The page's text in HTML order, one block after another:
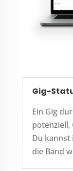
Gig-
Ein Gig
potenziell,
Du kannst
die Band